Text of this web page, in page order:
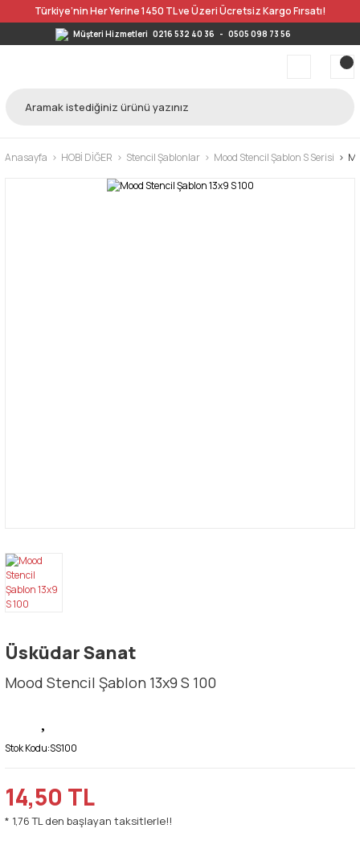
Türkiye’nin Her Yerine 1450 TL ve Üzeri Ücretsiz Kargo Fırsatı!
Müşteri Hizmetleri 0216 532 40 36 - 0505 098 73 56
Anasayfa HOBİ DİĞER Stencil Şablonlar Mood Stencil Şablon S Serisi
Üsküdar Sanat
Mood Stencil Şablon 13x9 S 100
Stok Kodu:SS100
14,50 TL
* 1,76 TL den başlayan taksitlerle!!